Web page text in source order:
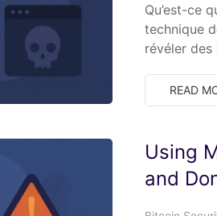
Qu’est-ce
technique
révéler
READ
Using
and